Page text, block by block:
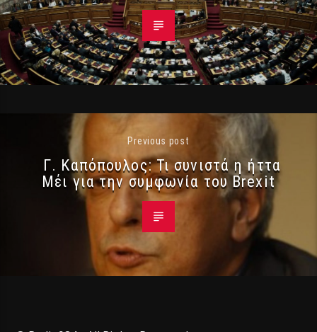
Previous post
Γ. Καπόπουλος: Τι συνιστά η ήττα
Μέι για την συμφωνία του Brexit